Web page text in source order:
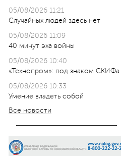
05/08/2026 11:21
Случайных людей здесь нет
05/08/2026 11:09
40 минут эха войны
05/08/2026 10:40
«Технопром»: под знаком СКИФа
05/08/2026 10:33
Умение владеть собой
Все новости